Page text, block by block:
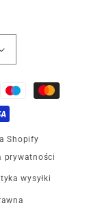
Shopify
prywatności
wysyłki